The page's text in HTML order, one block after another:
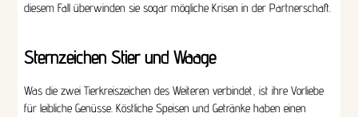
diesem Fall überwinden sie sogar mögliche Krisen in der Partnerschaft.
Sternzeichen Stier und Waage
Was die zwei Tierkreiszeichen des Weiteren verbindet, ist ihre Vorliebe
für leibliche Genüsse. Köstliche Speisen und Getränke haben einen